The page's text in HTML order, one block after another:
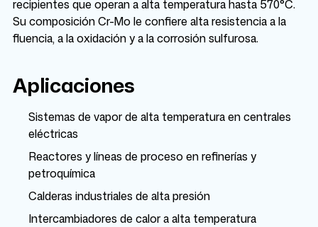
recipientes que operan a alta temperatura hasta 570°C.
Su composición Cr-Mo le confiere alta resistencia a la
fluencia, a la oxidación y a la corrosión sulfurosa.
Aplicaciones
Sistemas de vapor de alta temperatura en centrales
eléctricas
Reactores y líneas de proceso en refinerías y
petroquímica
Calderas industriales de alta presión
Intercambiadores de calor a alta temperatura